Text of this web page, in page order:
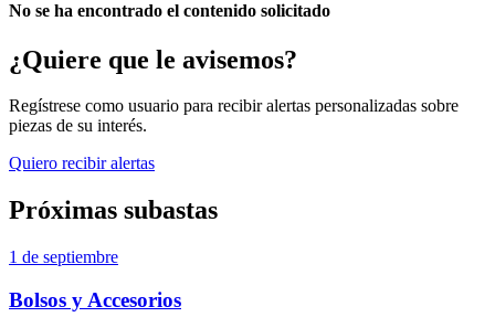
No se ha encontrado el contenido solicitado
¿Quiere que le avisemos?
Regístrese como usuario para recibir alertas personalizadas sobre
piezas de su interés.
Quiero recibir alertas
Próximas subastas
1 de septiembre
Bolsos y Accesorios